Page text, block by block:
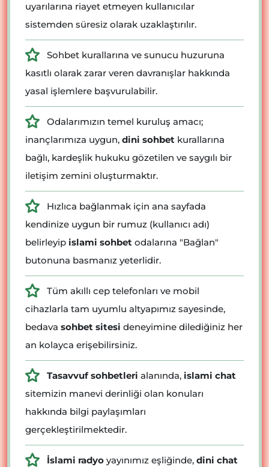
uyarılarına riayet etmeyen kullanıcılar
sistemden süresiz olarak uzaklaştırılır.
Sohbet kurallarına ve sunucu huzuruna
kasıtlı olarak zarar veren davranışlar hakkında
yasal işlemlere başvurulabilir.
Odalarımızın temel kuruluş amacı;
inançlarımıza uygun, dini sohbet kurallarına
bağlı, kardeşlik hukuku gözetilen ve saygılı bir
iletişim zemini oluşturmaktır.
Hızlıca bağlanmak için ana sayfada
kendinize uygun bir rumuz (kullanıcı adı)
belirleyip islami sohbet odalarına "Bağlan"
butonuna basmanız yeterlidir.
Tüm akıllı cep telefonları ve mobil
cihazlarla tam uyumlu altyapımız sayesinde,
bedava sohbet sitesi deneyimine dilediğiniz her
an kolayca erişebilirsiniz.
Tasavvuf sohbetleri alanında, islami chat
sitemizin manevi derinliği olan konuları
hakkında bilgi paylaşımları
gerçekleştirilmektedir.
İslami radyo yayınımız eşliğinde, dini chat